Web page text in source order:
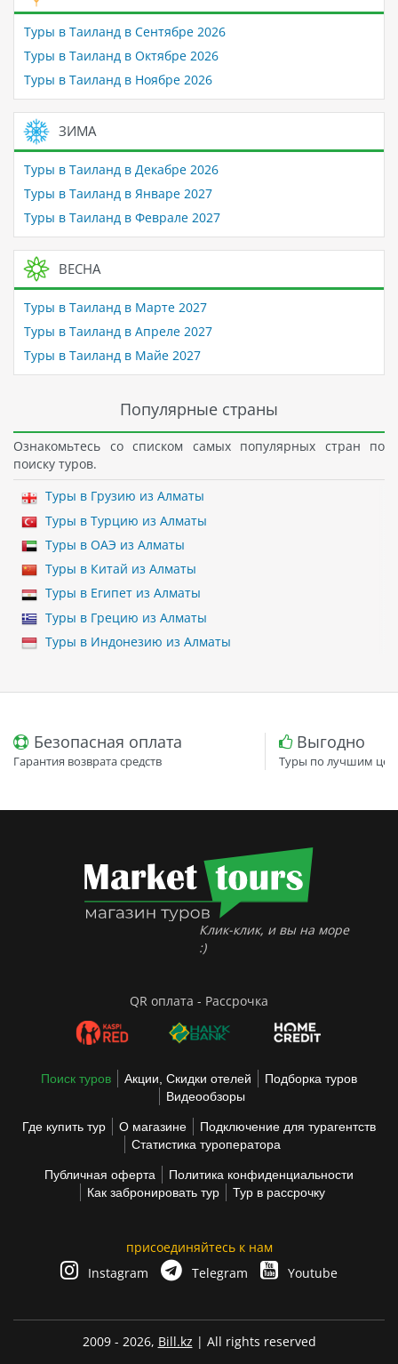
Туры в Таиланд в Сентябре 2026
Туры в Таиланд в Октябре 2026
Туры в Таиланд в Ноябре 2026
ЗИМА
Туры в Таиланд в Декабре 2026
Туры в Таиланд в Январе 2027
Туры в Таиланд в Феврале 2027
ВЕСНА
Туры в Таиланд в Марте 2027
Туры в Таиланд в Апреле 2027
Туры в Таиланд в Майе 2027
Популярные страны
Ознакомьтесь со списком самых популярных стран по
поиску туров.
Туры в Грузию из Алматы
Туры в Турцию из Алматы
Туры в ОАЭ из Алматы
Туры в Китай из Алматы
Туры в Египет из Алматы
Туры в Грецию из Алматы
Туры в Индонезию из Алматы
Безопасная оплата
Гарантия возврата средств
Выгодно
Туры по лучшим
Клик-клик, и вы на море
:)
QR оплата - Рассрочка
Поиск туров Акции, Скидки отелей
Подборка туров
Видеообзоры
Где купить тур О магазине
Подключение для турагентств
Статистика туроператора
Публичная оферта
Политика конфиденциальности
Как забронировать тур
Тур в рассрочку
присоединяйтесь к нам
Instagram
Telegram Youtube
2009 - 2026, Bill.kz | All rights reserved